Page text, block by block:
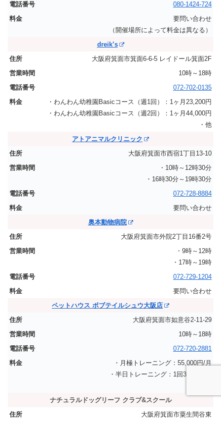
080-1424-724
要問い合わせ
（開催場所によって料金は異なる）
dreik’s
大阪府箕面市箕面6-6-5 レイドール箕面2F
10時～18時
072-702-0135
・わんわん幼稚園Basicコース（週1回）：1ヶ月23,200円
・わんわん幼稚園Basicコース（週2回）：1ヶ月44,000円
・他
アトアニマルクリニック
大阪府箕面市西宿1丁目13-10
・10時～12時30分
・16時30分～19時30分
072-728-8884
要問い合わせ
奥本動物病院
大阪府箕面市外院2丁目16番2号
・9時～12時
・17時～19時
072-729-1204
要問い合わせ
ペットハウス ボブテイルシュウ大阪店
大阪府箕面市如意谷2-11-29
10時～18時
072-720-2881
・月極トレーニング：55,000円/月
・半日トレーニング：1回3,300円～
ナチュラルドッグリーフ クラブ&スクール
大阪府箕面市粟生間谷東